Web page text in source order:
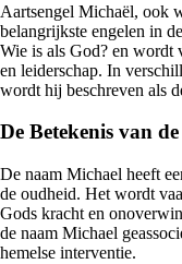
Aartsengel Michaël, ook
belangrijkste engelen in
Wie is als God? en wordt
en leiderschap. In
wordt hij beschreven als
De Betekenis van
De naam Michael heeft
de oudheid. Het wordt
Gods kracht en
de naam Michael
hemelse interventie.